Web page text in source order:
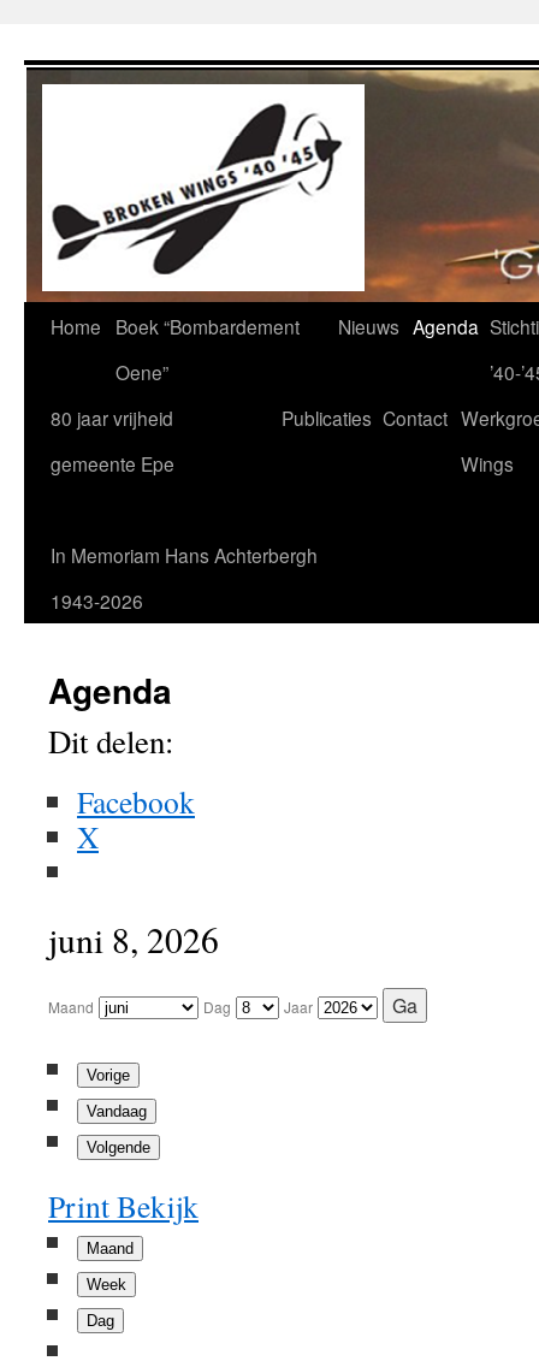
naar
Home
Boek “Bombardement
Oene”
Nieuws Agenda
’40-
80 jaar vrijheid
gemeente Epe
Publicaties Contact
Wings
In Memoriam Hans Achterbergh
1943-2026
Agenda
Dit delen:
Facebook
X
juni 8, 2026
Maand Dag Jaar
Vorige
Vandaag
Volgende
PrintBekijk
Maand
Week
Dag